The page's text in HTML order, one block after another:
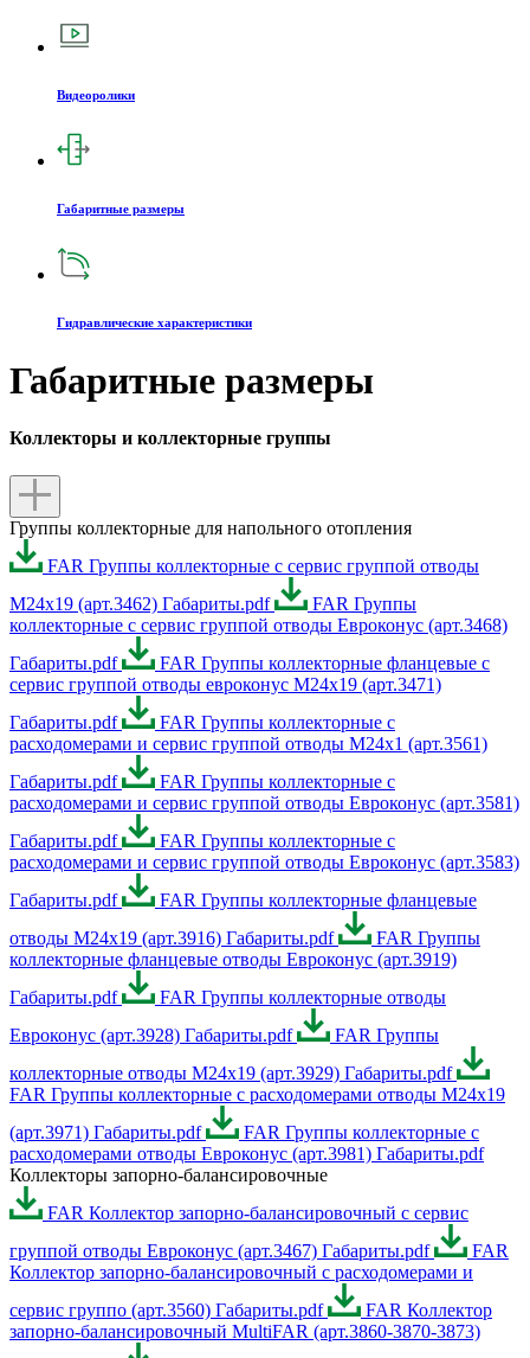
Видеоролики
Габаритные размеры
Гидравлические характеристики
Габаритные размеры
Коллекторы и коллекторные группы
Группы коллекторные для напольного отопления
FAR Группы коллекторные с сервис группой отводы
М24х19 (арт.3462) Габариты.pdf
FAR Группы
коллекторные с сервис группой отводы Евроконус (арт.3468)
Габариты.pdf
FAR Группы коллекторные фланцевые с
сервис группой отводы евроконус М24х19 (арт.3471)
Габариты.pdf
FAR Группы коллекторные с
расходомерами и сервис группой отводы М24х1 (арт.3561)
Габариты.pdf
FAR Группы коллекторные с
расходомерами и сервис группой отводы Евроконус (арт.3581)
Габариты.pdf
FAR Группы коллекторные с
расходомерами и сервис группой отводы Евроконус (арт.3583)
Габариты.pdf
FAR Группы коллекторные фланцевые
отводы М24х19 (арт.3916) Габариты.pdf
FAR Группы
коллекторные фланцевые отводы Евроконус (арт.3919)
Габариты.pdf
FAR Группы коллекторные отводы
Евроконус (арт.3928) Габариты.pdf
FAR Группы
коллекторные отводы М24х19 (арт.3929) Габариты.pdf
FAR Группы коллекторные с расходомерами отводы М24х19
(арт.3971) Габариты.pdf
FAR Группы коллекторные с
расходомерами отводы Евроконус (арт.3981) Габариты.pdf
Коллекторы запорно-балансировочные
FAR Коллектор запорно-балансировочный с сервис
группой отводы Евроконус (арт.3467) Габариты.pdf
FAR
Коллектор запорно-балансировочный с расходомерами и
сервис группо (арт.3560) Габариты.pdf
FAR Коллектор
запорно-балансировочный MultiFAR (арт.3860-3870-3873)